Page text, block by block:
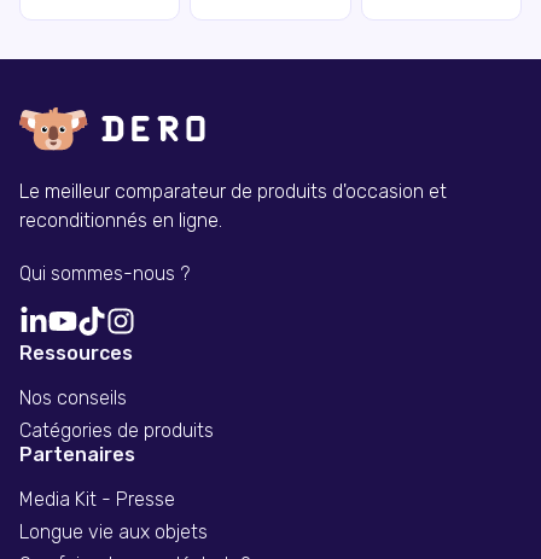
Le meilleur comparateur de produits d'occasion et
reconditionnés en ligne.
Qui sommes-nous ?
Ressources
Nos conseils
Catégories de produits
Partenaires
Media Kit - Presse
Longue vie aux objets